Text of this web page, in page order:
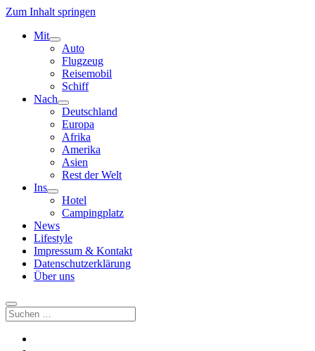
Zum Inhalt springen
Mit
Menü
öffnen
Auto
Flugzeug
Reisemobil
Schiff
Nach
Menü
öffnen
Deutschland
Europa
Afrika
Amerika
Asien
Rest der Welt
Ins
Menü
öffnen
Hotel
Campingplatz
News
Lifestyle
Impressum & Kontakt
Datenschutzerklärung
Über uns
Suchen